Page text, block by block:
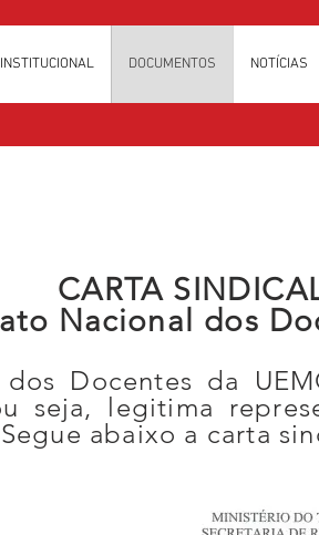
INSTITUCIONAL DOCUMENTOS NOTÍCIAS
CARTA
Nacional dos
dos Docentes da
seja, legitima
abaixo a carta